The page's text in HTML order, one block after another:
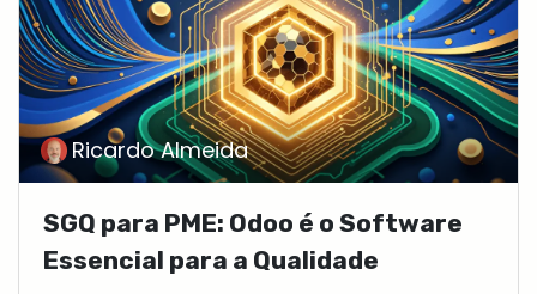
Ricardo Almeida
SGQ para PME: Odoo é o Software
Essencial para a Qualidade